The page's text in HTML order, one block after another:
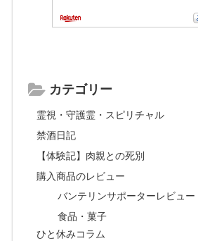
カテゴリー
霊視・守護霊・スピリチャル
禁酒日記
【体験記】肉親との死別
購入商品のレビュー
バンテリンサポーターレビュー
食品・菓子
ひと休みコラム